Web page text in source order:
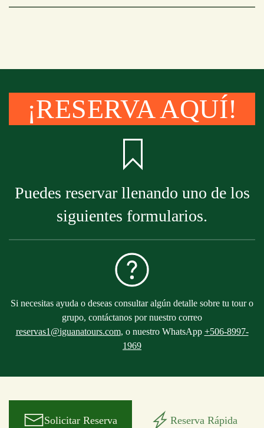
¡RESERVA AQUÍ!
Puedes reservar llenando uno de los
siguientes formularios.
Si necesitas ayuda o deseas consultar algún detalle sobre tu tour o
grupo, contáctanos por nuestro correo
reservas1@iguanatours.com, o nuestro WhatsApp +506-8997-
1969
Solicitar Reserva Reserva Rápida